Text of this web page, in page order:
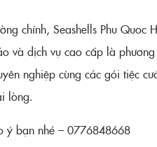
chính, Seashells Phu Quoc
dịch vụ cao cấp là
nghiệp cùng các gói tiệc
lòng.
ý bạn nhé – 0776848668